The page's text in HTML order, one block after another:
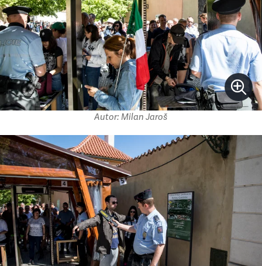
Autor: Milan Jaroš